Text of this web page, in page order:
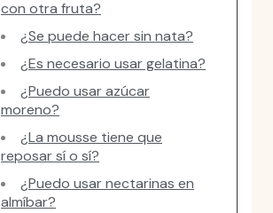
con otra fruta?
¿Se puede hacer sin nata?
¿Es necesario usar gelatina?
¿Puedo usar azúcar
moreno?
¿La mousse tiene que
reposar sí o sí?
¿Puedo usar nectarinas en
almíbar?